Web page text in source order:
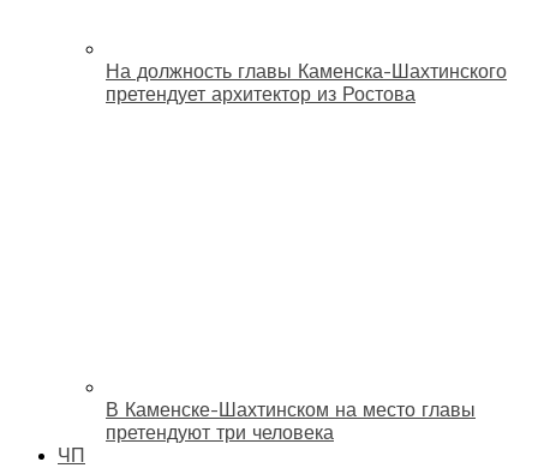
На должность главы Каменска-Шахтинского
претендует архитектор из Ростова
В Каменске-Шахтинском на место главы
претендуют три человека
ЧП